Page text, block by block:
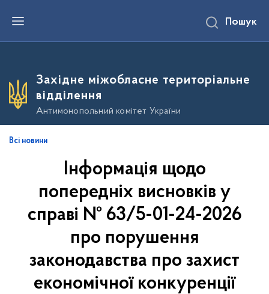
е
о
о
в
Пошук
Західне міжобласне територіальне
відділення
Антимонопольний комітет України
Всі новини
Інформація щодо
попередніх висновків у
справі № 63/5-01-24-2026
про порушення
законодавства про захист
економічної конкуренції